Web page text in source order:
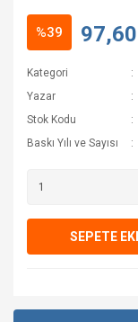
%39
Kategori
Yazar
Stok Kodu
Baskı Yılı ve Sayısı
SEPETE